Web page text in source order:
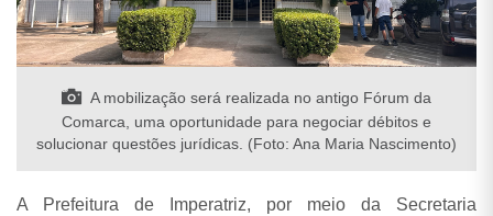
A mobilização será realizada no antigo Fórum da
Comarca, uma oportunidade para negociar débitos e
solucionar questões jurídicas. (Foto: Ana Maria Nascimento)
A Prefeitura de Imperatriz, por meio da Secretaria